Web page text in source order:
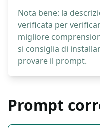
Nota bene: la
verificata per
migliore
si consiglia di
provare il prompt.
Prompt